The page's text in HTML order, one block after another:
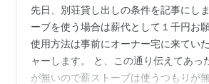
先日、別荘貸し出しの条件を記事にし
ーブを使う場合は薪代として１千円お
使用方法は事前にオーナー宅に来てい
ャーします。 と、この通り伝えてあっ
が無いので薪ストーブは使うつもりが